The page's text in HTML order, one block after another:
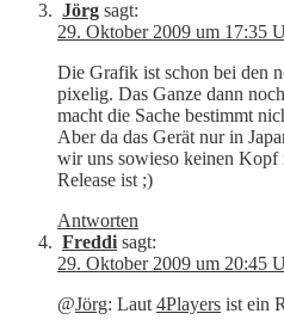
Jörg sagt:
29. Oktober 2009 um 17:35
Die Grafik ist schon bei den
pixelig. Das Ganze dann
macht die Sache bestimmt
Aber da das Gerät nur in
wir uns sowieso keinen Kopf
Release ist ;)
Antworten
Freddi sagt:
29. Oktober 2009 um 20:45
@Jörg: Laut 4Players ist ein